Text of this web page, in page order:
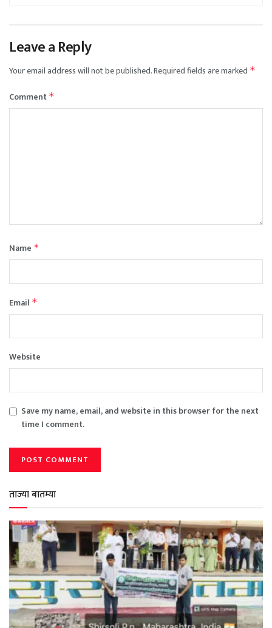
Leave a Reply
Your email address will not be published.Required fields are marked *
Comment *
Name *
Email *
Website
Save my name, email, and website in this browser for the next
time I comment.
ताज्या बातम्या